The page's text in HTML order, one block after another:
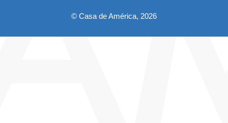
© Casa de América, 2026